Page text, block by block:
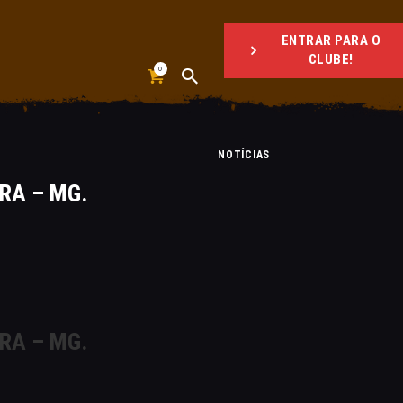
0
ENTRAR PARA O
CLUBE!
NOTÍCIAS
– MG.
– MG.